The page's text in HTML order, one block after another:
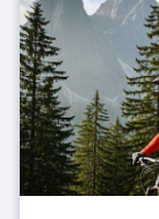
Smyslové
Řet ...